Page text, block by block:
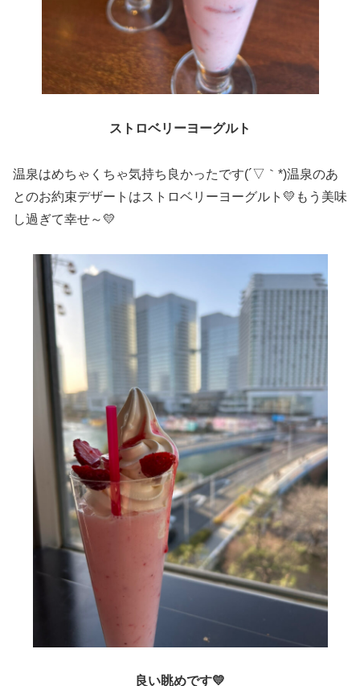
ストロベリーヨーグルト
温泉はめちゃくちゃ気持ち良かったです(´▽｀*)温泉のあ
とのお約束デザートはストロベリーヨーグルト💛もう美味
し過ぎて幸せ～💛
良い眺めです💛